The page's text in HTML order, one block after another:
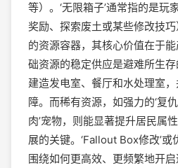
等）。‘无限箱子’通常指的是玩
奖励、探索废土或某些修改技
的资源容器，其核心价值在于
础资源的稳定供应是避难所生
建造发电室、餐厅和水处理室
障。而稀有资源，如强力的‘复
肉’宠物，则能显著提升居民属
展的关键。‘Fallout Box修改’
围绕如何更高效、更频繁地开